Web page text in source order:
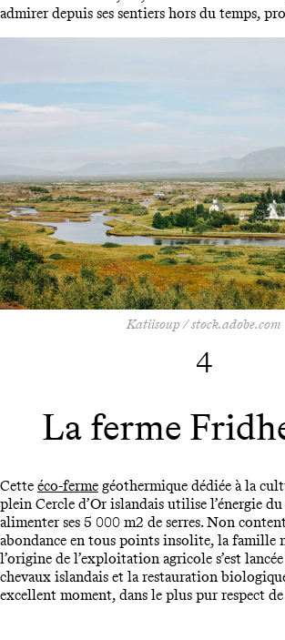
admirer depuis ses sentiers hors du temps,
Katiisoup / stock.adobe.com
4
La ferme
Cette éco-ferme géothermique dédiée à la
plein Cercle d’Or islandais utilise l’énergie
alimenter ses 5 000 m2 de serres. Non
abondance en tous points insolite, la famille
l’origine de l’exploitation agricole s’est lancée
chevaux islandais et la restauration
excellent moment, dans le plus pur respect de